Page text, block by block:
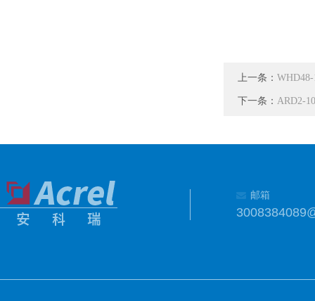
上一条：
下一条： ARD2-
邮箱